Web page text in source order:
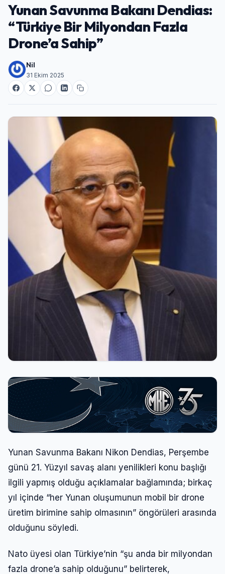
Yunan Savunma Bakanı Dendias:
“Türkiye Bir Milyondan Fazla
Drone’a Sahip”
Nil
31 Ekim 2025
Yunan Savunma Bakanı Nikon Dendias, Perşembe
günü 21. Yüzyıl savaş alanı yenilikleri konu başlığı
ilgili yapmış olduğu açıklamalar bağlamında; birkaç
yıl içinde “her Yunan oluşumunun mobil bir drone
üretim birimine sahip olmasının” öngörüleri arasında
olduğunu söyledi.
Nato üyesi olan Türkiye’nin “şu anda bir milyondan
fazla drone’a sahip olduğunu” belirterek,